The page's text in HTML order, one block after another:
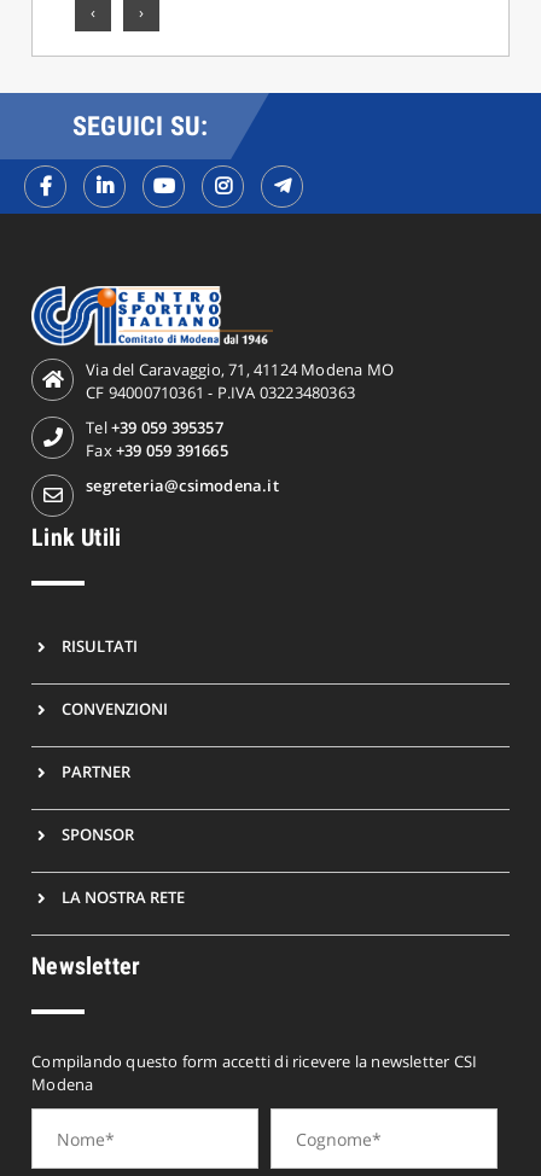
‹ ›
SEGUICI SU:
Via del Caravaggio, 71, 41124 Modena MO
CF 94000710361 - P.IVA 03223480363
Tel+39 059 395357
Fax+39 059 391665
segreteria@csimodena.it
Link Utili
RISULTATI
CONVENZIONI
PARTNER
SPONSOR
LA NOSTRA RETE
Newsletter
Compilando questo form accetti di ricevere la newsletter CSI
Modena